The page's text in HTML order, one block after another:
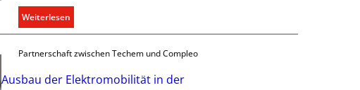
r
a
l
l
U
Weiterlesen:
R
u
m
Partnerschaft zwischen Techem und Compleo
Ausbau der Elektromobilität in der